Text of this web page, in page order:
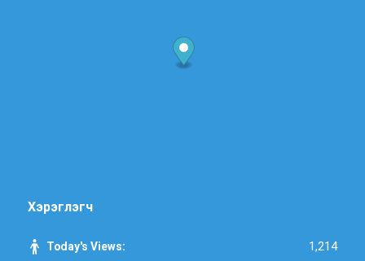
Хэрэглэгч
Today's Views: 1,214